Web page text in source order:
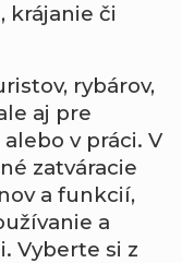
krájanie či
rybárov,
aj pre
v práci. V
zatváracie
a funkcií,
a
Vyberte si z